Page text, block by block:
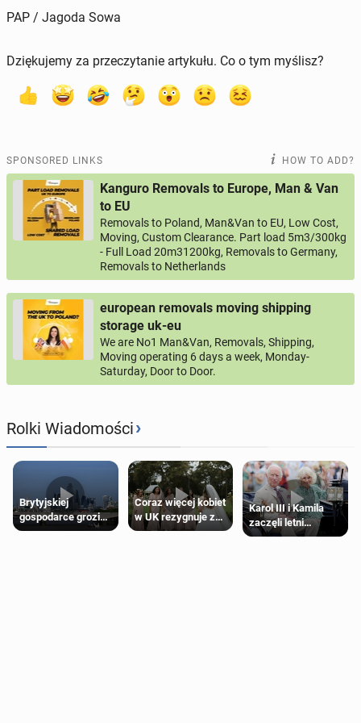
PAP / Jagoda Sowa
Dziękujemy za przeczytanie artykułu. Co o tym myślisz?
SPONSORED LINKS HOW TO ADD?
Kanguro Removals to Europe, Man & Van
to EU
Removals to Poland, Man&Van to EU, Low Cost,
Moving, Custom Clearance. Part load 5m3/300kg
- Full Load 20m31200kg, Removals to Germany,
Removals to Netherlands
european removals moving shipping
storage uk-eu
We are No1 Man&Van, Removals, Shipping,
Moving operating 6 days a week, Monday-
Saturday, Door to Door.
Rolki Wiadomości›
Brytyjskiej
gospodarce grozi
recesja, jeśli
Coraz więcej kobiet
w UK rezygnuje z
roli druhny na
Karol III i Kamila
zaczęli letni
odpoczynek po